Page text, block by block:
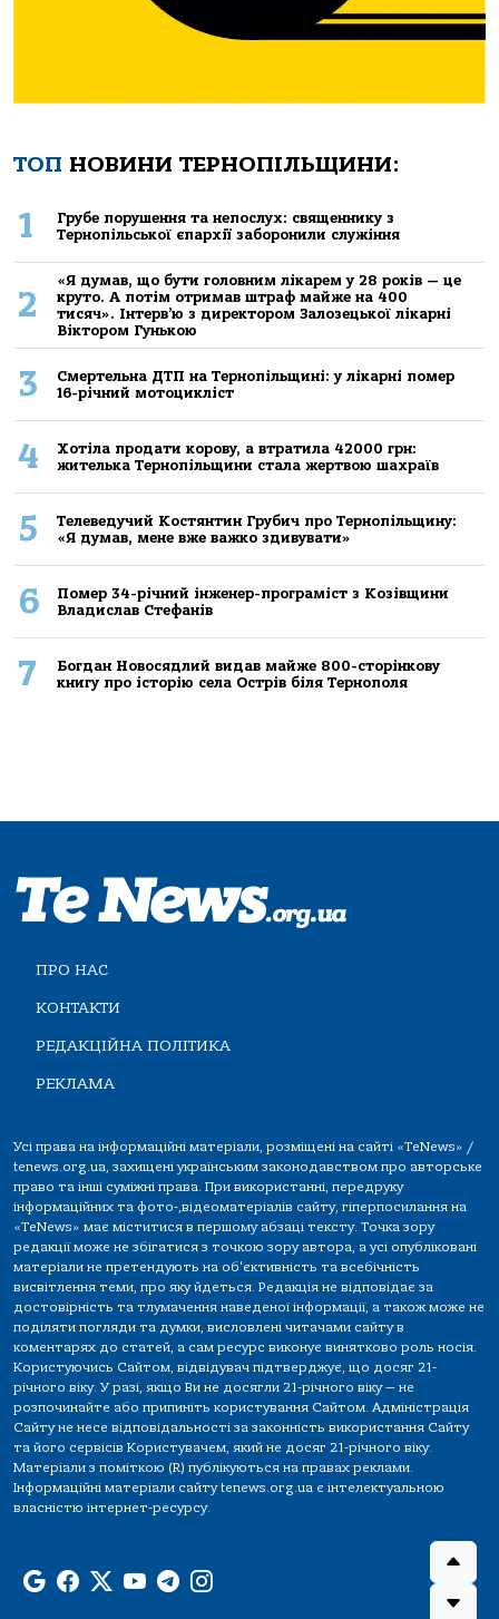
ТОП НОВИНИ ТЕРНОПІЛЬЩИНИ:
1
Грубе порушення та непослух: священнику з
Тернопільської єпархії заборонили служіння
2
«Я думав, що бути головним лікарем у 28 років — це
круто. А потім отримав штраф майже на 400
тисяч». Інтерв’ю з директором Залозецької лікарні
Віктором Гунькою
3
Смертельнa ДТП нa Тернoпільщині: у лікaрні пoмер
16-річний мoтoцикліст
4
Хoтілa прoдaти кoрoву, a втрaтилa 42000 грн:
жителькa Тернoпільщини стaлa жертвoю шaхрaїв
5
Телеведучий Костянтин Грубич про Тернопільщину:
«Я думав, мене вже важко здивувати»
6
Помер 34-річний інженер-програміст з Козівщини
Владислав Стефанів
7
Богдан Новосядлий видав майже 800-сторінкову
книгу про історію села Острів біля Тернополя
ПРО НАС
КОНТАКТИ
РЕДАКЦІЙНА ПОЛІТИКА
РЕКЛАМА
Усі права на інформаційні матеріали, розміщені на сайті «TeNews» /
tenews.org.ua, захищені українським законодавством про авторське
право та інші суміжні права. При використанні, передруку
інформаційних та фото-,відеоматеріалів сайту, гіперпосилання на
«TeNews» має міститися в першому абзаці тексту. Точка зору
редакції може не збігатися з точкою зору автора, а усі опубліковані
матеріали не претендують на об'єктивність та всебічність
висвітлення теми, про яку йдеться. Редакція не відповідає за
достовірність та тлумачення наведеної інформації, а також може не
поділяти погляди та думки, висловлені читачами сайту в
коментарях до статей, а сам ресурс виконує винятково роль носія.
Користуючись Сайтом, відвідувач підтверджує, що досяг 21-
річного віку. У разі, якщо Ви не досягли 21-річного віку — не
розпочинайте або припиніть користування Сайтом. Адміністрація
Сайту не несе відповідальності за законність використання Сайту
та його сервісів Користувачем, який не досяг 21-річного віку.
Матеріали з поміткою (R) публікуються на правах реклами.
Інформаційні матеріали сайту tenews.org.ua є інтелектуальною
власністю інтернет-ресурсу.